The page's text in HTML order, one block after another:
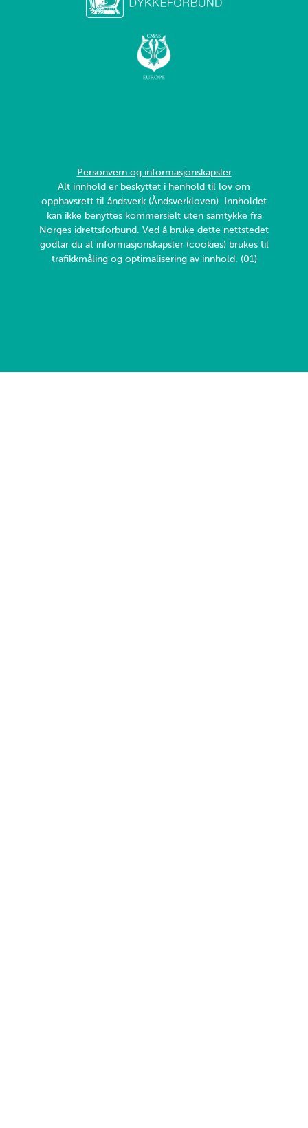
Personvern og informasjonskapsler
Alt innhold er beskyttet i henhold til lov om
opphavsrett til åndsverk (Åndsverkloven). Innholdet
kan ikke benyttes kommersielt uten samtykke fra
Norges idrettsforbund. Ved å bruke dette nettstedet
godtar du at informasjonskapsler (cookies) brukes til
trafikkmåling og optimalisering av innhold. (01)